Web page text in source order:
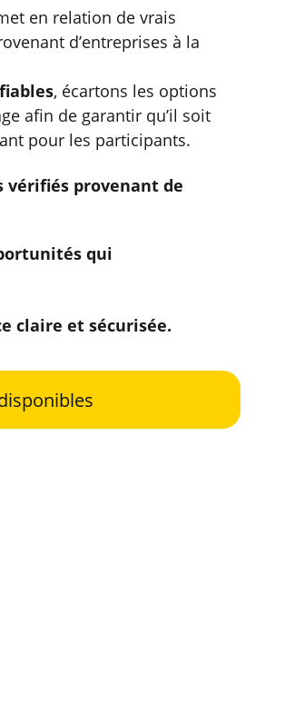
en relation de vrais
d’entreprises à la
, écartons les options
afin de garantir qu’il soit
pour les participants.
vérifiés provenant de
qui
claire et sécurisée.